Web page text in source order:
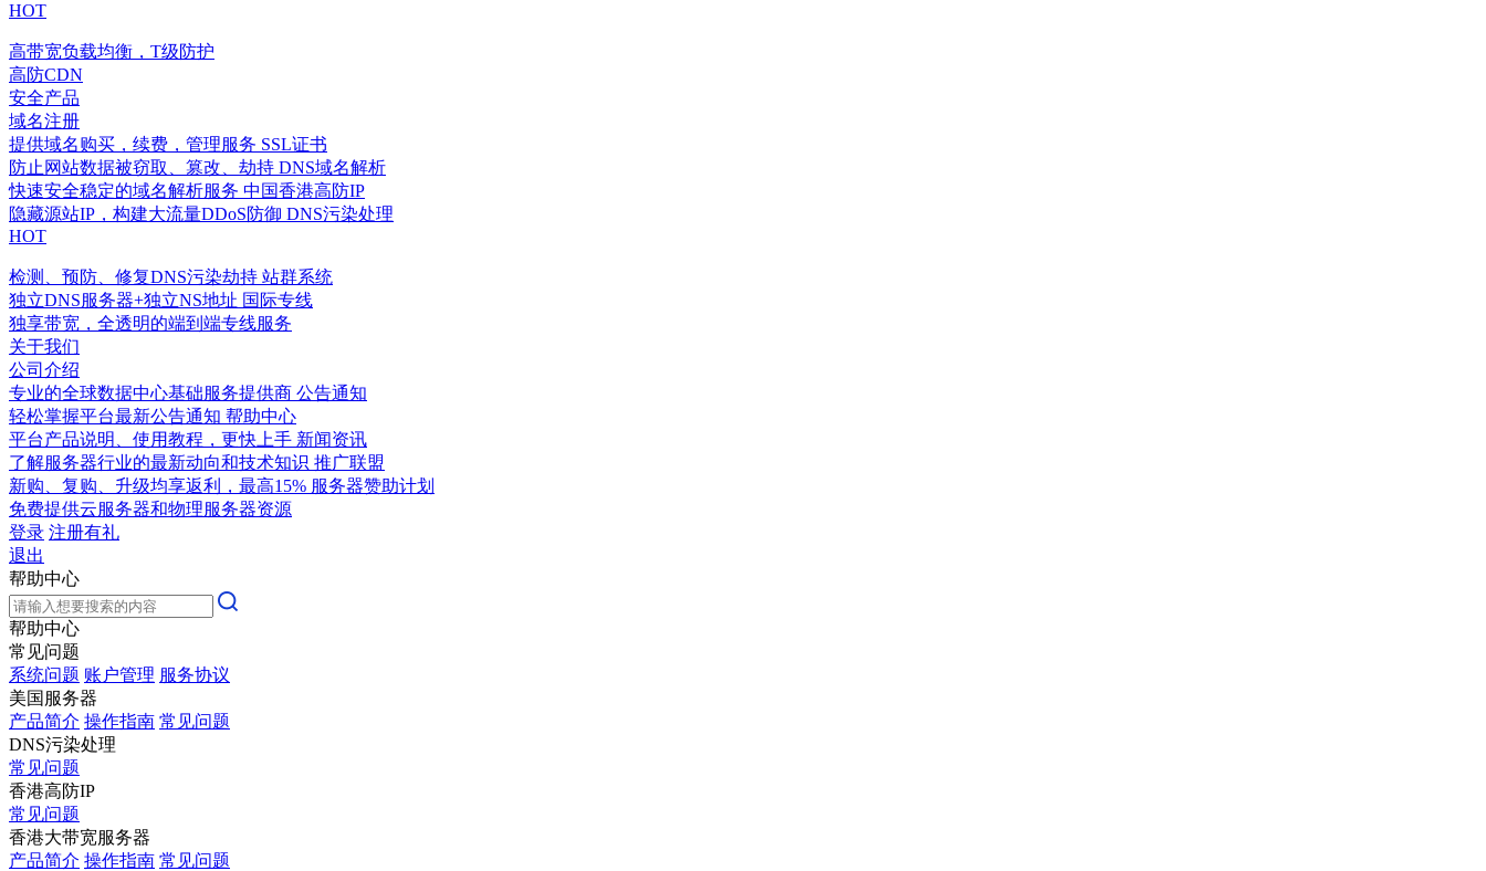
HOT
高带宽负载均衡，T级防护
高防CDN
安全产品
域名注册
提供域名购买，续费，管理服务 SSL证书
防止网站数据被窃取、篡改、劫持 DNS域名解析
快速安全稳定的域名解析服务 中国香港高防IP
隐藏源站IP，构建大流量DDoS防御 DNS污染处理
HOT
检测、预防、修复DNS污染劫持 站群系统
独立DNS服务器+独立NS地址 国际专线
独享带宽，全透明的端到端专线服务
关于我们
公司介绍
专业的全球数据中心基础服务提供商 公告通知
轻松掌握平台最新公告通知 帮助中心
平台产品说明、使用教程，更快上手 新闻资讯
了解服务器行业的最新动向和技术知识 推广联盟
新购、复购、升级均享返利，最高15% 服务器赞助计划
免费提供云服务器和物理服务器资源
登录 注册有礼
退出
帮助中心
帮助中心
常见问题
系统问题 账户管理 服务协议
美国服务器
产品简介 操作指南 常见问题
DNS污染处理
常见问题
香港高防IP
常见问题
香港大带宽服务器
产品简介 操作指南 常见问题